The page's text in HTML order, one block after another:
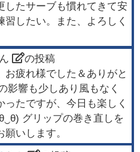
したサーブも慣れてきて安
したい。また、よろしく
の投稿
お疲れ様でした＆ありがと
影響も少しあり風もなく
たですが、今日も楽しく
グリップの巻き直しを
いします。